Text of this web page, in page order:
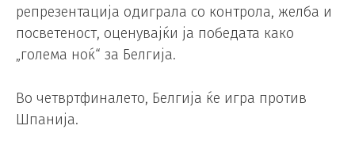
репрезентација одиграла со контрола, желба и
посветеност, оценувајќи ја победата како
„голема ноќ“ за Белгија.
Во четвртфиналето, Белгија ќе игра против
Шпанија.